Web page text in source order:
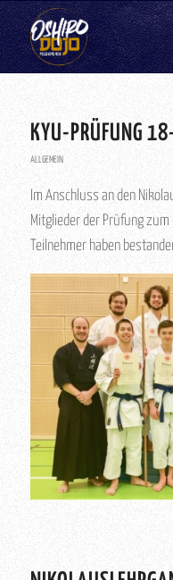
KYU-PRÜFUNG
ALLGEMEIN
Im Anschluss an den
Mitglieder der Prüfung zum
Teilnehmer haben